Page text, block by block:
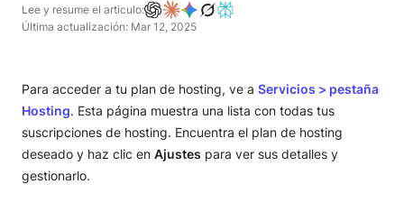
Lee y resume el articulo:
Última actualización: Mar 12, 2025
Para acceder a tu plan de hosting, ve a Servicios > pestaña
Hosting. Esta página muestra una lista con todas tus
suscripciones de hosting. Encuentra el plan de hosting
deseado y haz clic en Ajustes para ver sus detalles y
gestionarlo.